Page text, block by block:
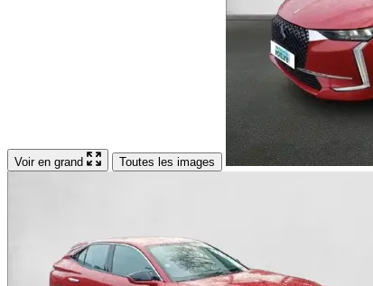
Voir en grand Toutes les images